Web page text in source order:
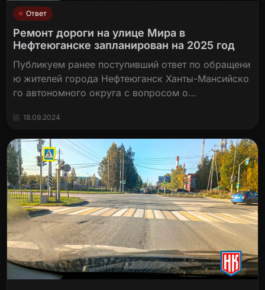
Ответ
Ремонт дороги на улице Мира в
Нефтеюганске запланирован на 2025 год
Публикуем ранее поступивший ответ по обращени
ю жителей города Нефтеюганск Ханты-Мансийско
го автономного округа с вопросом о…
18.09.2024